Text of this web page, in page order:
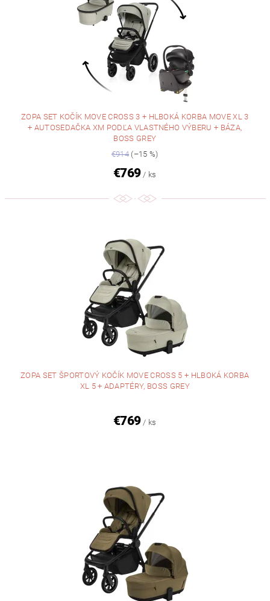
ZOPA SET KOČÍK MOVE CROSS 3 + HLBOKÁ KORBA MOVE XL 3
+ AUTOSEDAČKA XM PODĽA VLASTNÉHO VÝBERU + BÁZA,
BOSS GREY
€914 (–15 %)
€769 / ks
ZOPA SET ŠPORTOVÝ KOČÍK MOVE CROSS 5 + HLBOKÁ KORBA
XL 5 + ADAPTÉRY, BOSS GREY
€769 / ks